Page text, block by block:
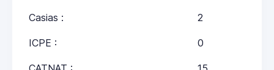
Casias : 2
ICPE : 0